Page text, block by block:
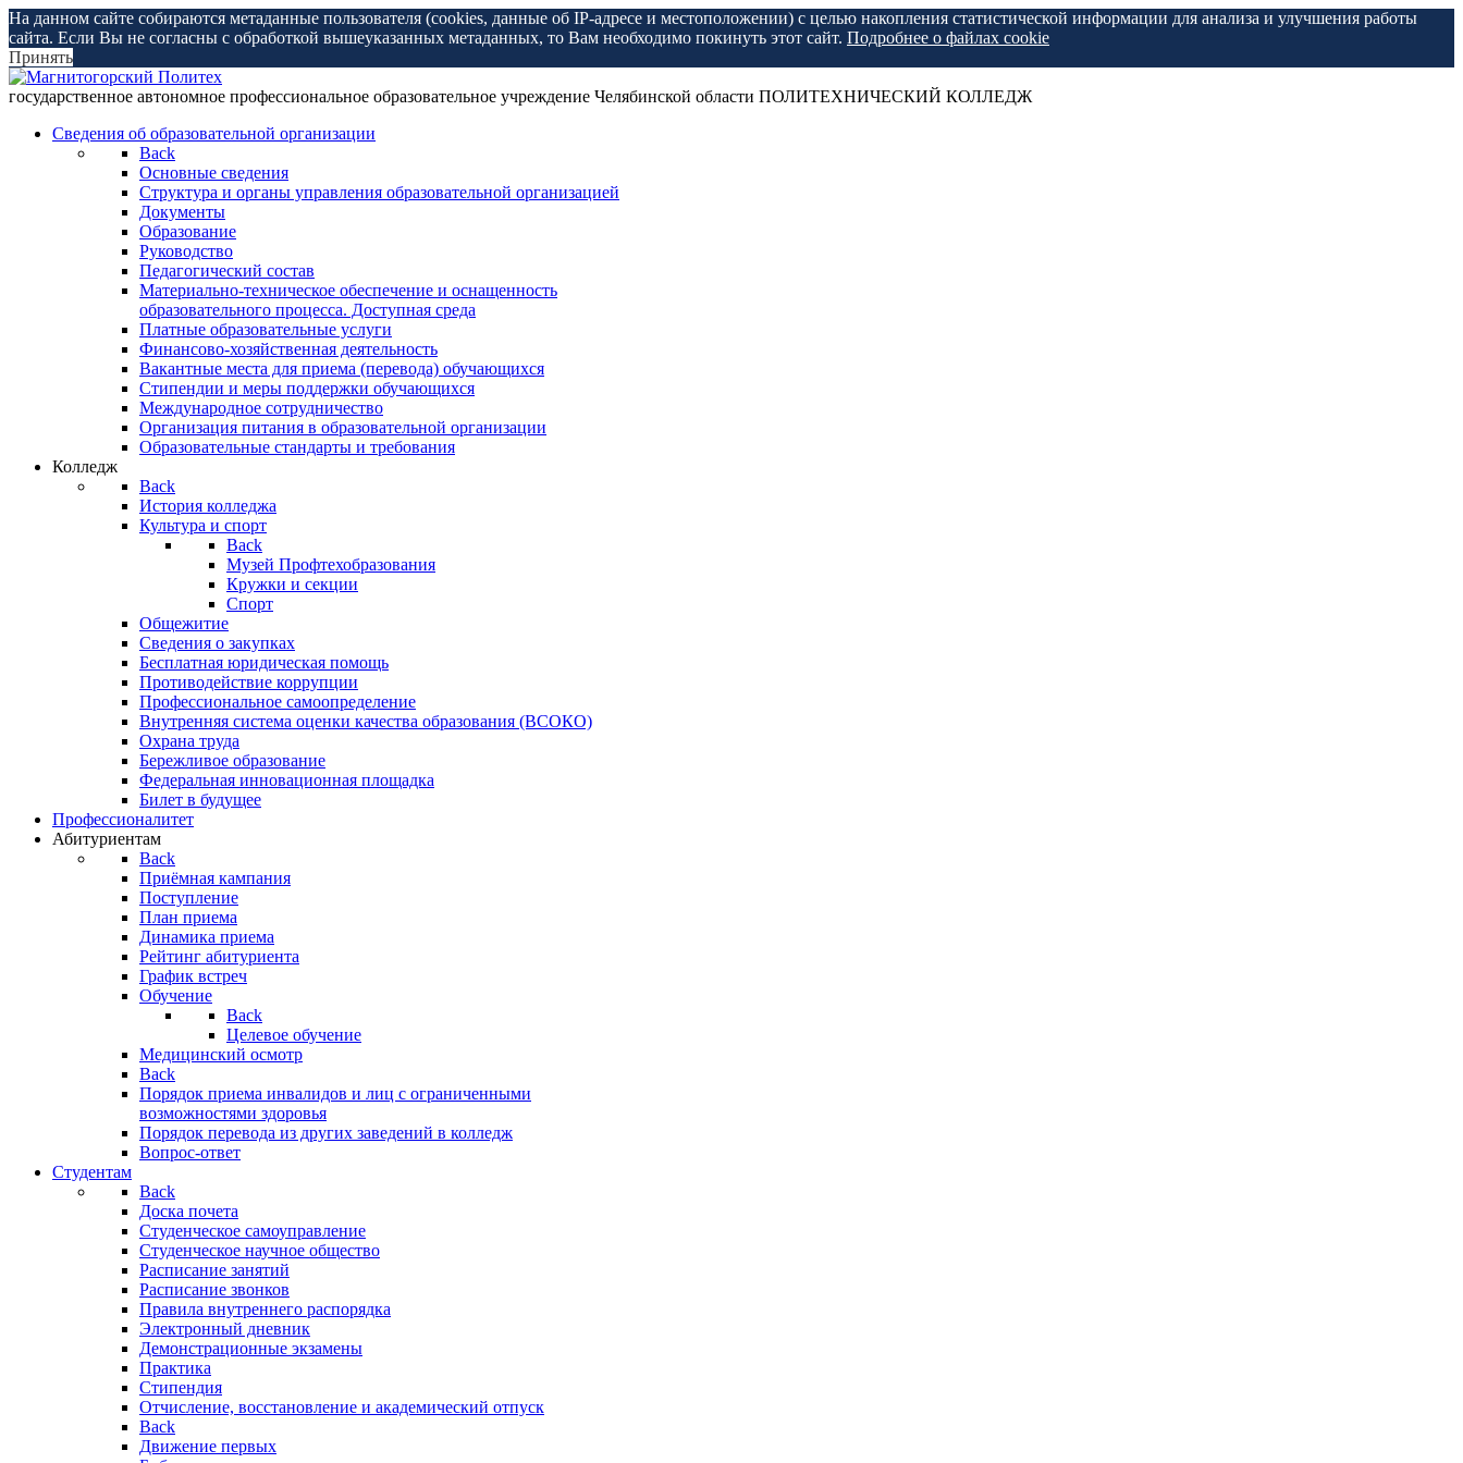
На данном сайте собираются метаданные пользователя (cookies, данные об IP-адресе и местоположении) с целью накопления статистической информации для анализа и улучшения работы
сайта. Если Вы не согласны с обработкой вышеуказанных метаданных, то Вам необходимо покинуть этот сайт. Подробнее о файлах cookie
Принять
государственное автономное профессиональное образовательное учреждение Челябинской области ПОЛИТЕХНИЧЕСКИЙ КОЛЛЕДЖ
Сведения об образовательной организации
Back
Основные сведения
Структура и органы управления образовательной организацией
Документы
Образование
Руководство
Педагогический состав
Материально-техническое обеспечение и оснащенность
образовательного процесса. Доступная среда
Платные образовательные услуги
Финансово-хозяйственная деятельность
Вакантные места для приема (перевода) обучающихся
Стипендии и меры поддержки обучающихся
Международное сотрудничество
Организация питания в образовательной организации
Образовательные стандарты и требования
Колледж
Back
История колледжа
Культура и спорт
Back
Музей Профтехобразования
Кружки и секции
Спорт
Общежитие
Сведения о закупках
Бесплатная юридическая помощь
Противодействие коррупции
Профессиональное самоопределение
Внутренняя система оценки качества образования (ВСОКО)
Охрана труда
Бережливое образование
Федеральная инновационная площадка
Билет в будущее
Профессионалитет
Абитуриентам
Back
Приёмная кампания
Поступление
План приема
Динамика приема
Рейтинг абитуриента
График встреч
Обучение
Back
Целевое обучение
Медицинский осмотр
Back
Порядок приема инвалидов и лиц с ограниченными
возможностями здоровья
Порядок перевода из других заведений в колледж
Вопрос-ответ
Студентам
Back
Доска почета
Студенческое самоуправление
Студенческое научное общество
Расписание занятий
Расписание звонков
Правила внутреннего распорядка
Электронный дневник
Демонстрационные экзамены
Практика
Стипендия
Отчисление, восстановление и академический отпуск
Back
Движение первых